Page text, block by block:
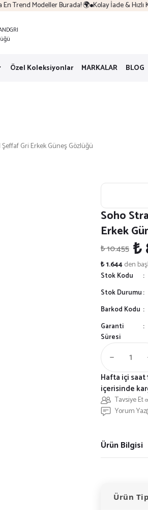
Trend Modeller Burada! 🌍 Kolay İade & Hızlı
Özel Koleksiyonlar MARKALAR BLOG
Gri Erkek Güneş Gözlüğü
Soho
Erkek
₺ 10.455 ₺
₺ 1.644den
Stok Kodu
Stok Durumu
Barkod Kodu
Garanti
Süresi
Tavsiye Et
Yorum Yaz
Hafta içi saat
içerisinde
Ürün Bilgisi
Ürün